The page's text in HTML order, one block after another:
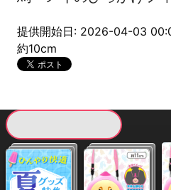
提供開始日: 2026-04-03
約10cm